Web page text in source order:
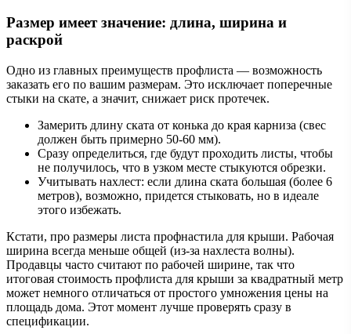
Размер имеет значение: длина, ширина и
раскрой
Одно из главных преимуществ профлиста — возможность
заказать его по вашим размерам. Это исключает поперечные
стыки на скате, а значит, снижает риск протечек.
Замерить длину ската от конька до края карниза (свес
должен быть примерно 50-60 мм).
Сразу определиться, где будут проходить листы, чтобы
не получилось, что в узком месте стыкуются обрезки.
Учитывать нахлест: если длина ската большая (более 6
метров), возможно, придется стыковать, но в идеале
этого избежать.
Кстати, про размеры листа профнастила для крыши. Рабочая
ширина всегда меньше общей (из-за нахлеста волны).
Продавцы часто считают по рабочей ширине, так что
итоговая стоимость профлиста для крыши за квадратный метр
может немного отличаться от простого умножения цены на
площадь дома. Этот момент лучше проверять сразу в
спецификации.